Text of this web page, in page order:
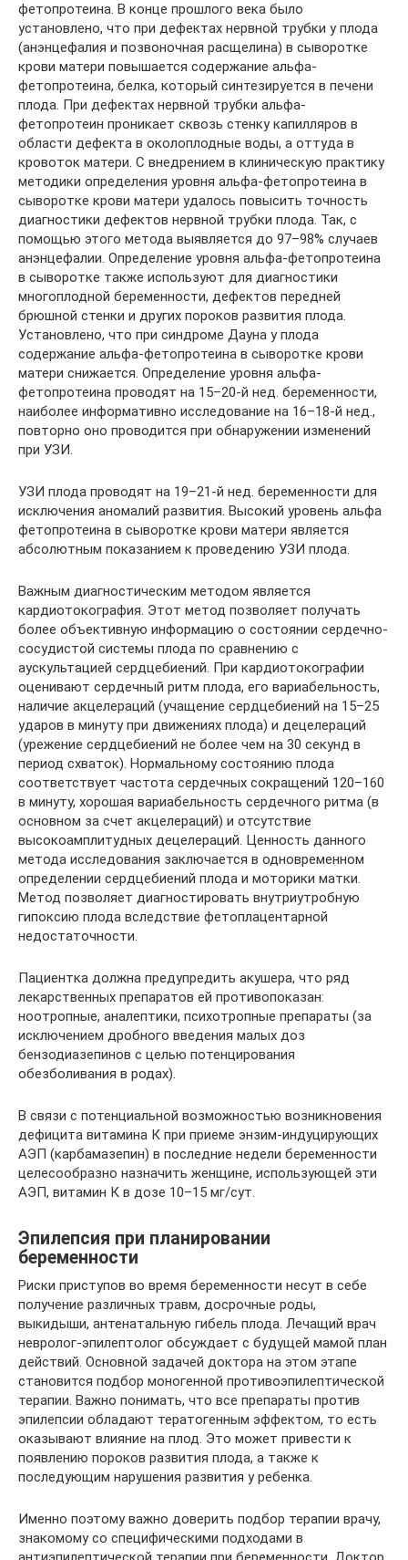
фетопротеина. В конце прошлого века было
установлено, что при дефектах нервной трубки у плода
(анэнцефалия и позвоночная расщелина) в сыворотке
крови матери повышается содержание альфа-
фетопротеина, белка, который синтезируется в печени
плода. При дефектах нервной трубки альфа-
фетопротеин проникает сквозь стенку капилляров в
области дефекта в околоплодные воды, а оттуда в
кровоток матери. С внедрением в клиническую практику
методики определения уровня альфа-фетопротеина в
сыворотке крови матери удалось повысить точность
диагностики дефектов нервной трубки плода. Так, с
помощью этого метода выявляется до 97–98% случаев
анэнцефалии. Определение уровня альфа-фетопротеина
в сыворотке также используют для диагностики
многоплодной беременности, дефектов передней
брюшной стенки и других пороков развития плода.
Установлено, что при синдроме Дауна у плода
содержание альфа-фетопротеина в сыворотке крови
матери снижается. Определение уровня альфа-
фетопротеина проводят на 15–20-й нед. беременности,
наиболее информативно исследование на 16–18-й нед.,
повторно оно проводится при обнаружении изменений
при УЗИ.
УЗИ плода проводят на 19–21-й нед. беременности для
исключения аномалий развития. Высокий уровень альфа
фетопротеина в сыворотке крови матери является
абсолютным показанием к проведению УЗИ плода.
Важным диагностическим методом является
кардиотокография. Этот метод позволяет получать
более объективную информацию о состоянии сердечно-
сосудистой системы плода по сравнению с
аускультацией сердцебиений. При кардиотокографии
оценивают сердечный ритм плода, его вариабельность,
наличие акцелераций (учащение сердцебиений на 15–25
ударов в минуту при движениях плода) и децелераций
(урежение сердцебиений не более чем на 30 секунд в
период схваток). Нормальному состоянию плода
соответствует частота сердечных сокращений 120–160
в минуту, хорошая вариабельность сердечного ритма (в
основном за счет акцелераций) и отсутствие
высокоамплитудных децелераций. Ценность данного
метода исследования заключается в одновременном
определении сердцебиений плода и моторики матки.
Метод позволяет диагностировать внутриутробную
гипоксию плода вследствие фетоплацентарной
недостаточности.
Пациентка должна предупредить акушера, что ряд
лекарственных препаратов ей противопоказан:
ноотропные, аналептики, психотропные препараты (за
исключением дробного введения малых доз
бензодиазепинов с целью потенцирования
обезболивания в родах).
В связи с потенциальной возможностью возникновения
дефицита витамина К при приеме энзим-индуцирующих
АЭП (карбамазепин) в последние недели беременности
целесообразно назначить женщине, использующей эти
АЭП, витамин К в дозе 10–15 мг/сут.
Эпилепсия при планировании
беременности
Риски приступов во время беременности несут в себе
получение различных травм, досрочные роды,
выкидыши, антенатальную гибель плода. Лечащий врач
невролог-эпилептолог обсуждает с будущей мамой план
действий. Основной задачей доктора на этом этапе
становится подбор моногенной противоэпилептической
терапии. Важно понимать, что все препараты против
эпилепсии обладают тератогенным эффектом, то есть
оказывают влияние на плод. Это может привести к
появлению пороков развития плода, а также к
последующим нарушения развития у ребенка.
Именно поэтому важно доверить подбор терапии врачу,
знакомому со специфическими подходами в